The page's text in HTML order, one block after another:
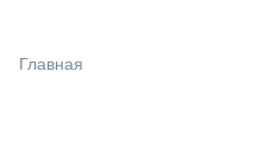
Главная